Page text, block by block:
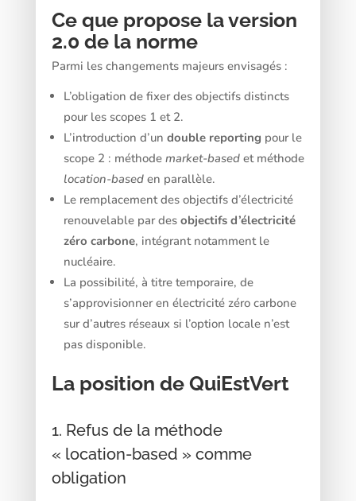
Ce que propose la version
2.0 de la norme
Parmi les changements majeurs envisagés :
L’obligation de fixer des objectifs distincts
pour les scopes 1 et 2.
L’introduction d’un double reporting pour le
scope 2 : méthode market-basedet méthode
location-baseden parallèle.
Le remplacement des objectifs d’électricité
renouvelable par des objectifs d’électricité
zéro carbone, intégrant notamment le
nucléaire.
La possibilité, à titre temporaire, de
s’approvisionner en électricité zéro carbone
sur d’autres réseaux si l’option locale n’est
pas disponible.
La position de QuiEstVert
1. Refus de la méthode
« location-based » comme
obligation